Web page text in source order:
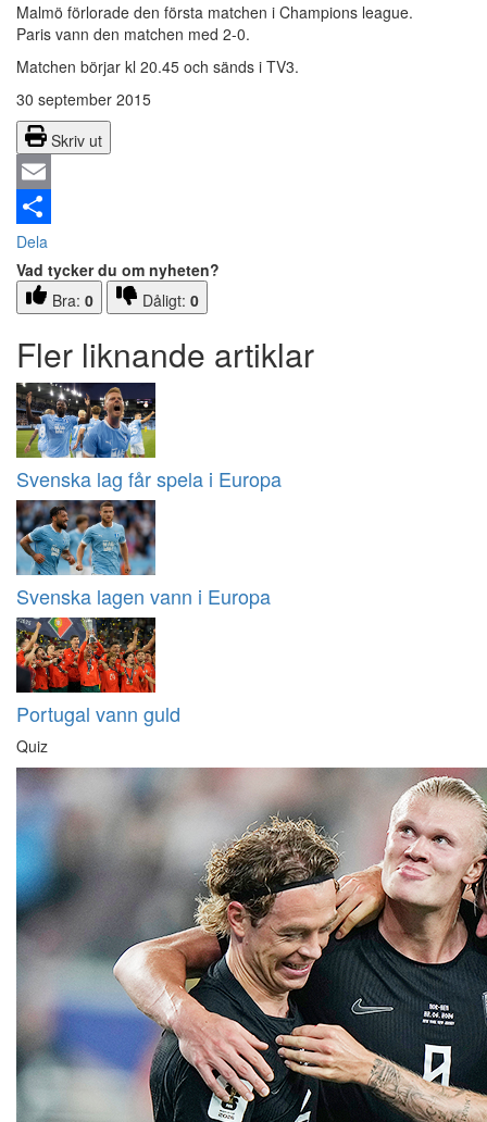
Malmö förlorade den första matchen i Champions league.
Paris vann den matchen med 2-0.
Matchen börjar kl 20.45 och sänds i TV3.
30 september 2015
Skriv ut
Email
Dela
Vad tycker du om nyheten?
Bra: 0 Dåligt: 0
Fler liknande artiklar
Svenska lag får spela i Europa
Svenska lagen vann i Europa
Portugal vann guld
Quiz